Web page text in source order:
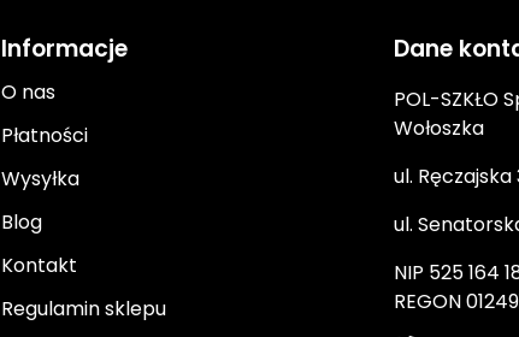
Informacje
O nas
Płatności
Wysyłka
Blog
Kontakt
Regulamin sklepu
Dane
POL-SZKŁO
Wołoszka
ul.
ul.
NIP 525 164
REGON